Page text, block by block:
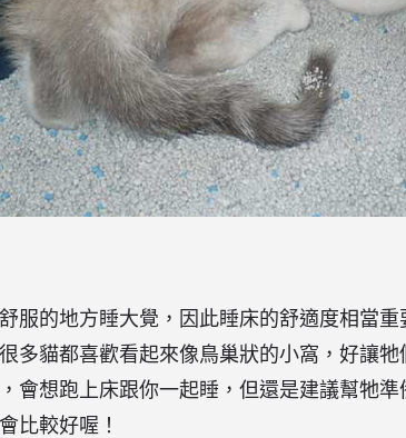
服的地方睡大覺，因此睡床的舒適度相當
多貓都喜歡看起來像鳥巢狀的小窩，好讓牠
會想跑上床跟你一起睡，但還是建議幫牠
比較好喔！